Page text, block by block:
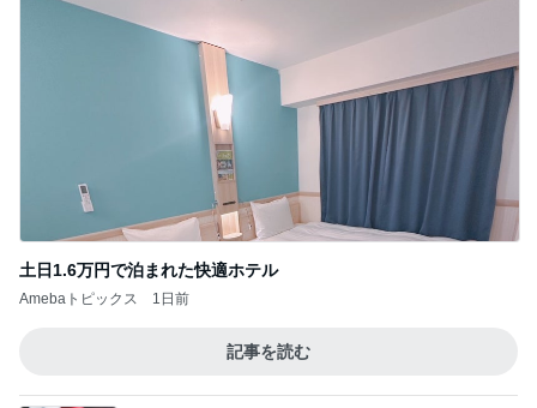
土日1.6万円で泊まれた快適ホテル
Amebaトピックス 1日前
記事を読む